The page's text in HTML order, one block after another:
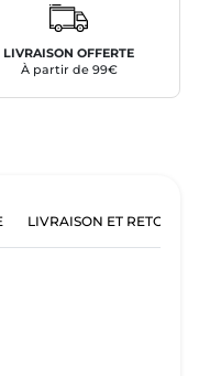
LIVRAISON OFFERTE
À partir de 99€
LIVRAISON ET RETOURS